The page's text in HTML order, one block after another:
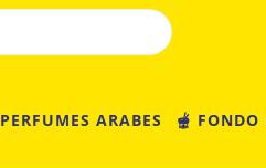
PERFUMES ARABES 🫕